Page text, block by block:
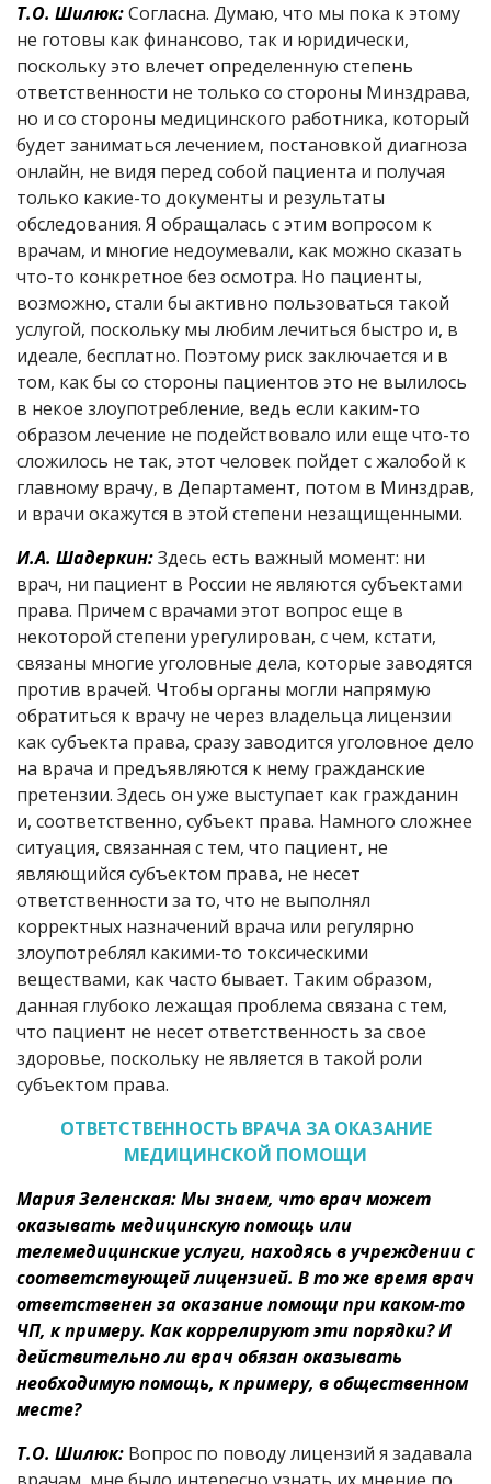
Т.О. Шилюк:Согласна. Думаю, что мы пока к этому
не готовы как финансово, так и юридически,
поскольку это влечет определенную степень
ответственности не только со стороны Минздрава,
но и со стороны медицинского работника, который
будет заниматься лечением, постановкой диагноза
онлайн, не видя перед собой пациента и получая
только какие-то документы и результаты
обследования. Я обращалась с этим вопросом к
врачам, и многие недоумевали, как можно сказать
что-то конкретное без осмотра. Но пациенты,
возможно, стали бы активно пользоваться такой
услугой, поскольку мы любим лечиться быстро и, в
идеале, бесплатно. Поэтому риск заключается и в
том, как бы со стороны пациентов это не вылилось
в некое злоупотребление, ведь если каким-то
образом лечение не подействовало или еще что-то
сложилось не так, этот человек пойдет с жалобой к
главному врачу, в Департамент, потом в Минздрав,
и врачи окажутся в этой степени незащищенными.
И.А. Шадеркин:Здесь есть важный момент: ни
врач, ни пациент в России не являются субъектами
права. Причем с врачами этот вопрос еще в
некоторой степени урегулирован, с чем, кстати,
связаны многие уголовные дела, которые заводятся
против врачей. Чтобы органы могли напрямую
обратиться к врачу не через владельца лицензии
как субъекта права, сразу заводится уголовное дело
на врача и предъявляются к нему гражданские
претензии. Здесь он уже выступает как гражданин
и, соответственно, субъект права. Намного сложнее
ситуация, связанная с тем, что пациент, не
являющийся субъектом права, не несет
ответственности за то, что не выполнял
корректных назначений врача или регулярно
злоупотреблял какими-то токсическими
веществами, как часто бывает. Таким образом,
данная глубоко лежащая проблема связана с тем,
что пациент не несет ответственность за свое
здоровье, поскольку не является в такой роли
субъектом права.
ОТВЕТСТВЕННОСТЬ ВРАЧА ЗА ОКАЗАНИЕ
МЕДИЦИНСКОЙ ПОМОЩИ
Мария Зеленская: Мы знаем, что врач может
оказывать медицинскую помощь или
телемедицинские услуги, находясь в учреждении с
соответствующей лицензией. В то же время врач
ответственен за оказание помощи при каком-то
ЧП, к примеру. Как коррелируют эти порядки? И
действительно ли врач обязан оказывать
необходимую помощь, к примеру, в общественном
месте?
Т.О. Шилюк: Вопрос по поводу лицензий я задавала